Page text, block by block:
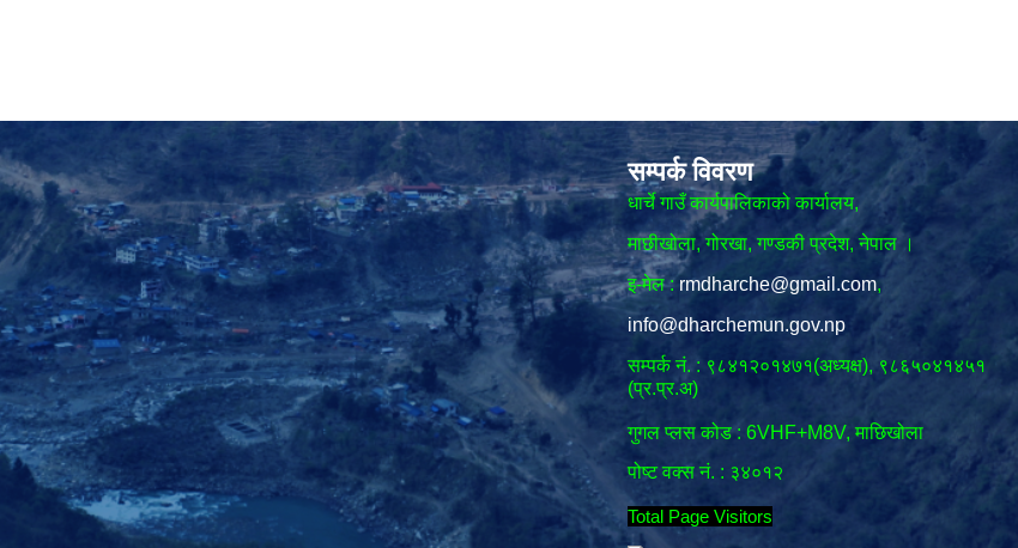
सम्पर्क विवरण
धार्चे गाउँ कार्यपालिकाको कार्यालय,
माछीखोला, गोरखा, गण्डकी प्रदेश, नेपाल ।
इ-मेल : rmdharche@gmail.com,
info@dharchemun.gov.np
सम्पर्क नं. : ९८४१२०१४७१(अध्यक्ष), ९८६५०४१४५१
(प्र.प्र.अ)
गुगल प्लस कोड : 6VHF+M8V, माछिखोला
पोष्ट वक्स नं. : ३४०१२
Total Page Visitors